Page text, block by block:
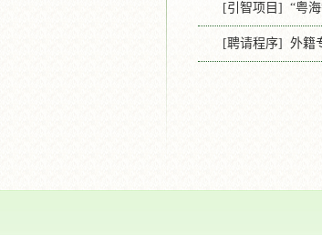
[引智项目] “粤
[聘请程序] 外籍